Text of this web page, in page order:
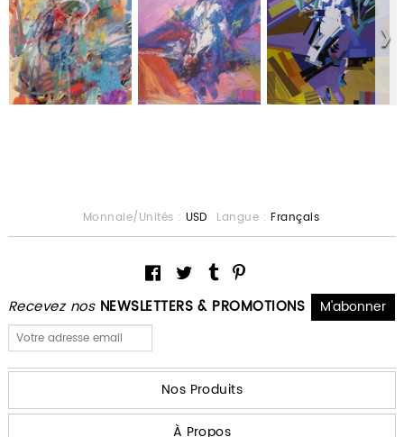
Recevez nos NEWSLETTERS & PROMOTIONS
Monnaie/Unités : USD Langue : Français
Nos Produits
À Propos